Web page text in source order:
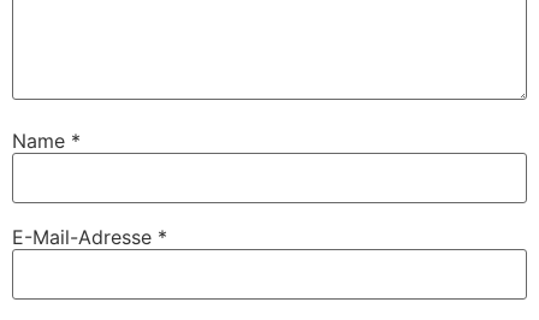
Name *
E-Mail-Adresse *